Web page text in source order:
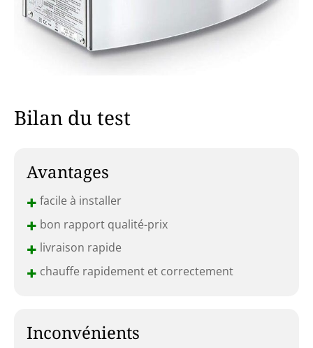
Bilan du test
Avantages
+ facile à installer
+ bon rapport qualité-prix
+ livraison rapide
+ chauffe rapidement et correctement
Inconvénients